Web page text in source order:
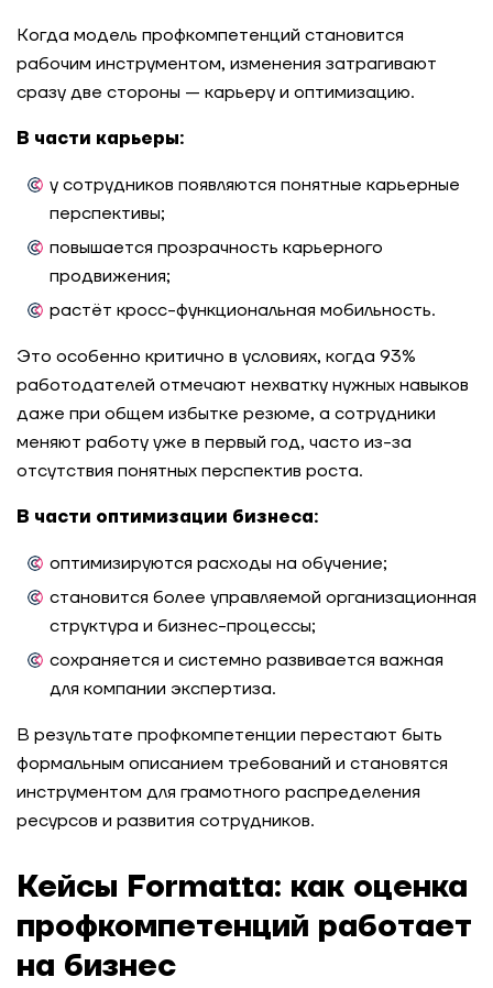
Когда модель профкомпетенций становится
рабочим инструментом, изменения затрагивают
сразу две стороны — карьеру и оптимизацию.
В части карьеры:
у сотрудников появляются понятные карьерные
перспективы;
повышается прозрачность карьерного
продвижения;
растёт кросс-функциональная мобильность.
Это особенно критично в условиях, когда 93%
работодателей отмечают нехватку нужных навыков
даже при общем избытке резюме, а сотрудники
меняют работу уже в первый год, часто из-за
отсутствия понятных перспектив роста.
В части оптимизации бизнеса:
оптимизируются расходы на обучение;
становится более управляемой организационная
структура и бизнес-процессы;
сохраняется и системно развивается важная
для компании экспертиза.
В результате профкомпетенции перестают быть
формальным описанием требований и становятся
инструментом для грамотного распределения
ресурсов и развития сотрудников.
Кейсы Formatta: как оценка
профкомпетенций работает
на бизнес